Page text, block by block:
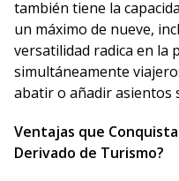
también tiene la
un máximo de nueve,
versatilidad radica en la
simultáneamente
abatir o añadir asientos
Ventajas que
Derivado de Turismo?